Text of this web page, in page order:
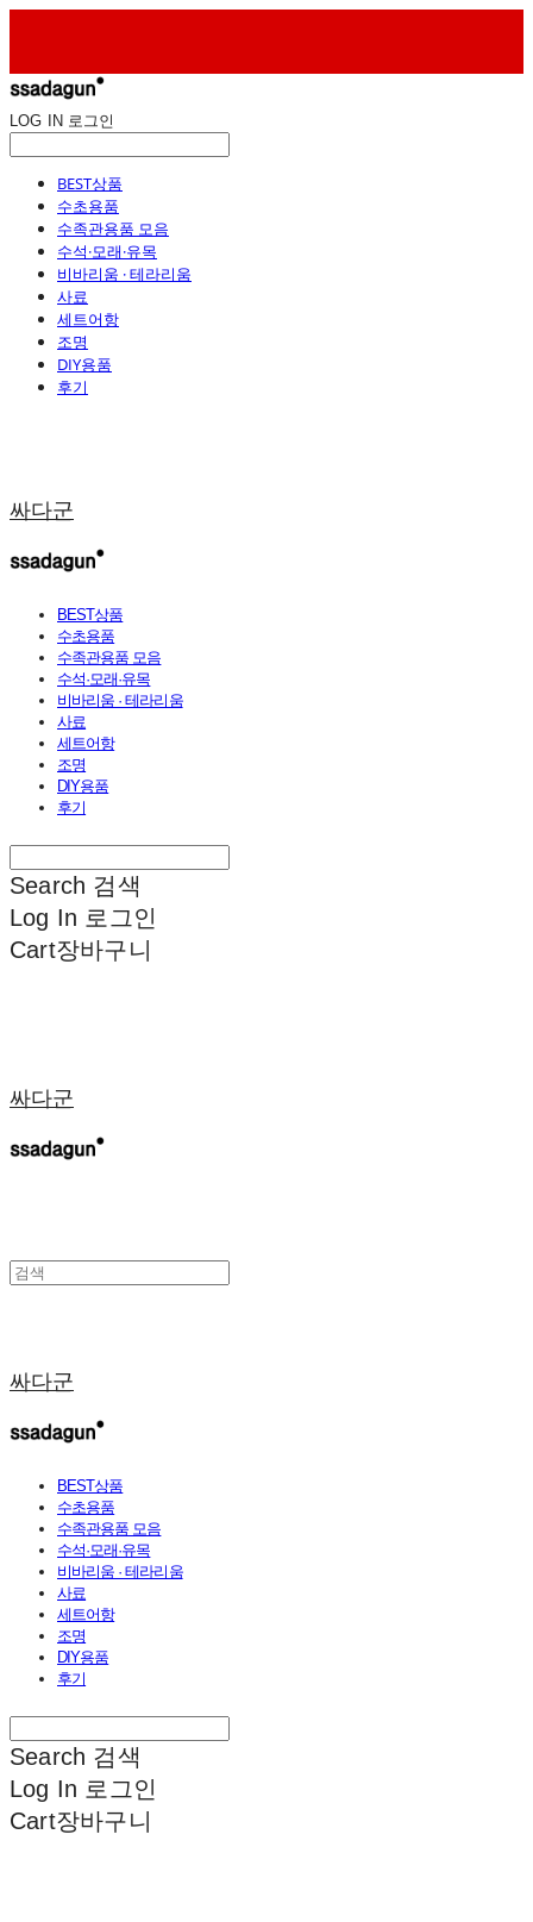
LOG IN 로그인
BEST상품
수초용품
수족관용품 모음
수석·모래·유목
비바리움 · 테라리움
사료
세트어항
조명
DIY용품
후기
싸다군
BEST상품
수초용품
수족관용품 모음
수석·모래·유목
비바리움 · 테라리움
사료
세트어항
조명
DIY용품
후기
Search 검색
Log In 로그인
Cart장바구니
싸다군
싸다군
BEST상품
수초용품
수족관용품 모음
수석·모래·유목
비바리움 · 테라리움
사료
세트어항
조명
DIY용품
후기
Search 검색
Log In 로그인
Cart장바구니